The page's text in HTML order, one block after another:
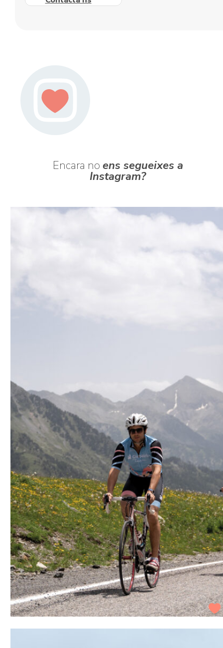
Encara no ens segueixes a
Instagram?